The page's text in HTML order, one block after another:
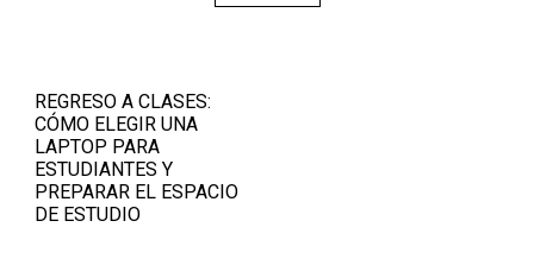
REGRESO A CLASES:
CÓMO ELEGIR UNA
LAPTOP PARA
ESTUDIANTES Y
PREPARAR EL ESPACIO
DE ESTUDIO